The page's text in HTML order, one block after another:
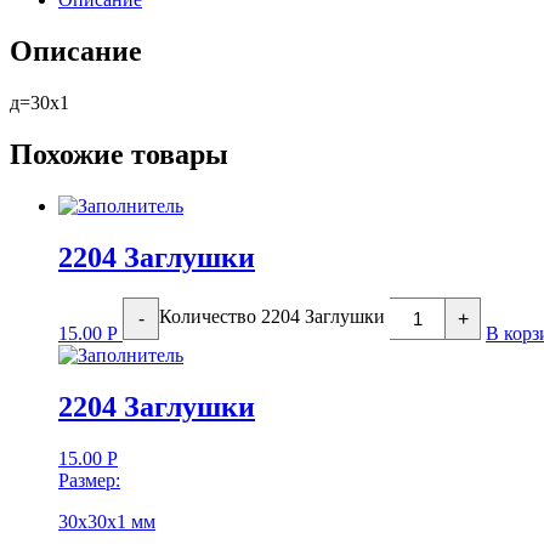
Описание
д=30х1
Похожие товары
2204 Заглушки
15.00 Р
- Количество 2204 Заглушки +
В
2204 Заглушки
15.00 Р
Размер:
30х30х1 мм